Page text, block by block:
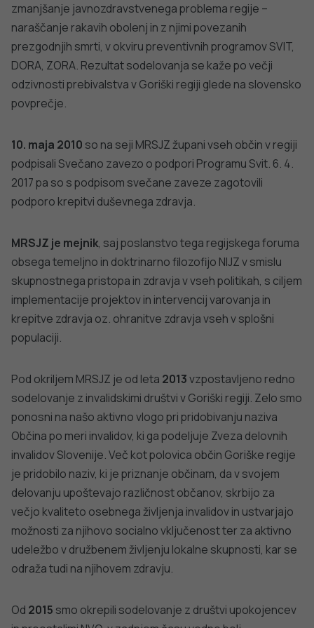
zmanjšanje javnozdravstvenega problema regije –
naraščanje rakavih obolenj in z njimi povezanih
prezgodnjih smrti, v okviru preventivnih programov SVIT,
DORA, ZORA. Rezultat sodelovanja se kaže po večji
odzivnosti prebivalstva v Goriški regiji glede na slovensko
povprečje.
10. maja 2010 so na seji MRSJZ župani vseh občin v regiji
podpisali Svečano zavezo o podpori Programu Svit. 6. 4.
2017 pa so s podpisom svečane zaveze zagotovili
podporo krepitvi duševnega zdravja.
MRSJZ je mejnik, saj poslanstvo tega regijskega foruma
obsega temeljno in doktrinarno filozofijo NIJZ v smislu
skupnostnega pristopa in zdravja v vseh politikah, s ciljem
implementacije projektov in intervencij varovanja in
krepitve zdravja oz. ohranitve zdravja vseh v splošni
populaciji.
Pod okriljem MRSJZ je od leta 2013vzpostavljeno redno
sodelovanje z invalidskimi društvi v Goriški regiji. Zelo smo
ponosni na našo aktivno vlogo pri pridobivanju naziva
Občina po meri invalidov, ki ga podeljuje Zveza delovnih
invalidov Slovenije. Več kot polovica občin Goriške regije
je pridobilo naziv, ki je priznanje občinam, da v svojem
delovanju upoštevajo različnost občanov, skrbijo za
večjo kvaliteto osebnega življenja invalidov in ustvarjajo
možnosti za njihovo socialno vključenost ter za aktivno
udeležbo v družbenem življenju lokalne skupnosti, kar se
odraža tudi na njihovem zdravju.
Od 2015 smo okrepili sodelovanje z društvi upokojencev